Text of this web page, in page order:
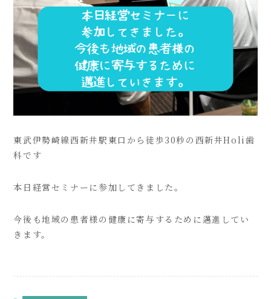
東武伊勢崎線西新井駅東口から徒歩30秒の西新井Holi歯
科です
本日経営セミナーに参加してきました。
今後も地域の患者様の健康に寄与するために邁進してい
きます。